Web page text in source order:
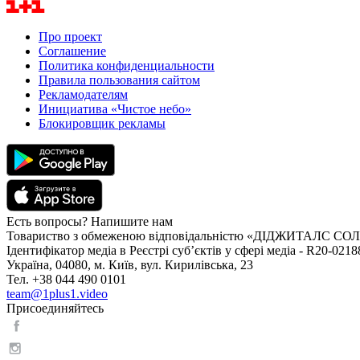
Про проект
Соглашение
Политика конфиденциальности
Правила пользования сайтом
Рекламодателям
Инициатива «Чистое небо»
Блокировщик рекламы
Есть вопросы? Напишите нам
Товариство з обмеженою відповідальністю «ДІДЖИТАЛС
Ідентифікатор медіа в Реєстрі суб’єктів у сфері медіа - R20-
Україна, 04080, м. Київ, вул. Кирилівська, 23
Тел. +38 044 490 0101
team@1plus1.video
Присоединяйтесь